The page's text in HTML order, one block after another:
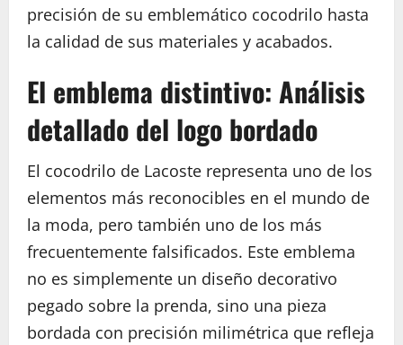
precisión de su emblemático cocodrilo hasta
la calidad de sus materiales y acabados.
El emblema distintivo: Análisis
detallado del logo bordado
El cocodrilo de Lacoste representa uno de los
elementos más reconocibles en el mundo de
la moda, pero también uno de los más
frecuentemente falsificados. Este emblema
no es simplemente un diseño decorativo
pegado sobre la prenda, sino una pieza
bordada con precisión milimétrica que refleja